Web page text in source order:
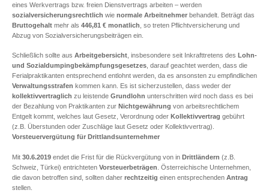
eines Werkvertrags bzw. freien Dienstvertrags arbeiten – werden
sozialversicherungsrechtlich wie normale Arbeitnehmer behandelt. Beträgt das
Bruttogehalt mehr als 446,81 € monatlich , so treten Pflichtversicherung und
Abzug von Sozialversicherungsbeiträgen ein.
Schließlich sollte aus Arbeitgebersicht , insbesondere seit Inkrafttretens des Lohn-
und Sozialdumpingbekämpfungsgesetzes , darauf geachtet werden, dass die
Ferialpraktikanten entsprechend entlohnt werden, da es ansonsten zu empfindlichen
Verwaltungsstrafen kommen kann. Es ist sicherzustellen, dass weder der
kollektivvertraglich zu leistende Grundlohn unterschritten wird noch dass es bei
der Bezahlung von Praktikanten zur Nichtgewährung von arbeitsrechtlichem
Entgelt kommt, welches laut Gesetz, Verordnung oder Kollektivvertrag gebührt
(z.B. Überstunden oder Zuschläge laut Gesetz oder Kollektivvertrag).
Vorsteuervergütung für Drittlandsunternehmer
Mit 30.6.2019 endet die Frist für die Rückvergütung von in Drittländern (z.B.
Schweiz, Türkei) entrichteten Vorsteuerbeträgen . Österreichische Unternehmen,
die davon betroffen sind, sollten daher rechtzeitig einen entsprechenden Antrag
stellen.